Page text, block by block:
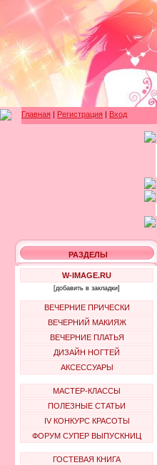
Главная | Регистрация | Вход
РАЗДЕЛЫ
W-IMAGE.RU
[добавить в закладки]
ВЕЧЕРНИЕ ПРИЧЕСКИ
ВЕЧЕРНИЙ МАКИЯЖ
ВЕЧЕРНИЕ ПЛАТЬЯ
ДИЗАЙН НОГТЕЙ
АКСЕССУАРЫ
МАСТЕР-КЛАССЫ
ПОЛЕЗНЫЕ СТАТЬИ
IV КОНКУРС КРАСОТЫ
ФОРУМ СУПЕР ВЫПУСКНИЦ
ГОСТЕВАЯ КНИГА